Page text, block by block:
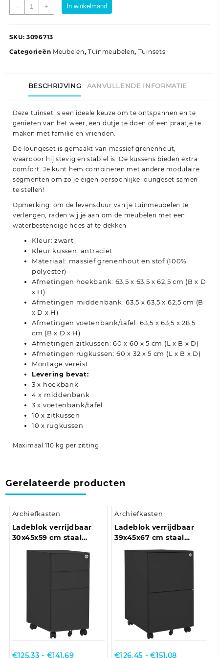
-
10-
delige
met
massief
aantal
+ In winkelmand
SKU: 3096713
Categorieën Meubelen, Tuinmeubelen, Tuinsets
BESCHRIJVING AANVULLENDE INFORMATIE
Deze tuinset is een ideale keuze om te ontspannen en te
genieten van het weer, een dutje te doen of een praatje te
maken met familie en vrienden.
De loungeset is gemaakt van massief grenenhout,
waardoor hij stevig en stabiel is. De kussens bieden extra
comfort. Je kunt hem combineren met andere modulaire
segmenten om zo je eigen persoonlijke loungeset samen
te stellen!
Opmerking: om de levensduur van je tuinmeubelen te
verlengen, raden wij je aan om de meubelen met een
waterbestendige hoes af te dekken
Kleur: zwart
Kleur kussen: antraciet
Materiaal: massief grenenhout en stof (100%
polyester)
Afmetingen hoekbank: 63,5 x 63,5 x 62,5 cm (B x D
x H)
Afmetingen middenbank: 63,5 x 63,5 x 62,5 cm (B
x D x H)
Afmetingen voetenbank/tafel: 63,5 x 63,5 x 28,5
cm (B x D x H)
Afmetingen zitkussen: 60 x 60 x 5 cm (L x B x D)
Afmetingen rugkussen: 60 x 32 x 5 cm (L x B x D)
Montage vereist
Levering bevat:
3 x hoekbank
4 x middenbank
3 x voetenbank/tafel
10 x zitkussen
10 x rugkussen
Maximaal 110 kg per zitting.
Gerelateerde producten
Archiefkasten
Ladeblok verrijdbaar
30x45x59 cm staal
antracietkleurig
€125,33 - €141,69Prijsklasse:
Archiefkasten
Ladeblok verrijdbaar
39x45x67 cm staal
antracietkleurig
€126,45 - €151,08